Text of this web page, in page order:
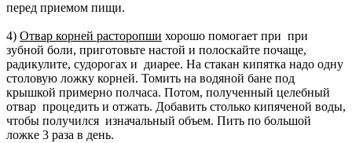
перед приемом пищи.
4) Отвар корней расторопши хорошо помогает при при
зубной боли, приготовьте настой и полоскайте почаще,
радикулите, судорогах и диарее. На стакан кипятка надо одну
столовую ложку корней. Томить на водяной бане под
крышкой примерно полчаса. Потом, полученный целебный
отвар процедить и отжать. Добавить столько кипяченой воды,
чтобы получился изначальный объем. Пить по большой
ложке 3 раза в день.